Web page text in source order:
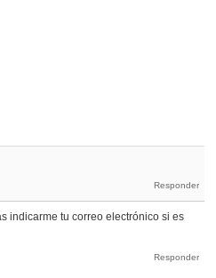
indicarme tu correo electrónico si es